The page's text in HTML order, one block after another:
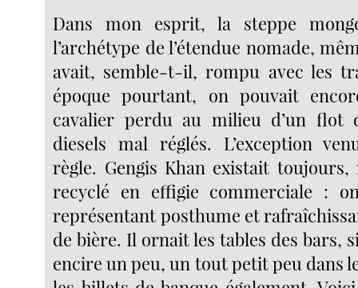
Dans mon esprit, la steppe
l’archétype de l’étendue nomade,
avait, semble-t-il, rompu avec les
époque pourtant, on pouvait
cavalier perdu au milieu d’un flot
diesels mal réglés. L’exception
règle. Gengis Khan existait
recyclé en effigie commerciale :
représentant posthume et
de bière. Il ornait les tables des bars,
encire un peu, un tout petit peu dans